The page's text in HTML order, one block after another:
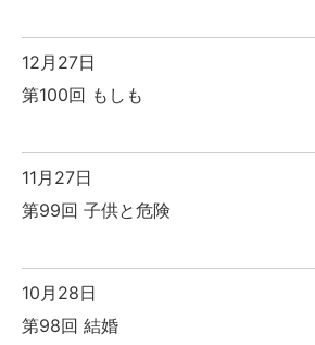
12月27日
第100回 もしも
11月27日
第99回 子供と危険
10月28日
第98回 結婚